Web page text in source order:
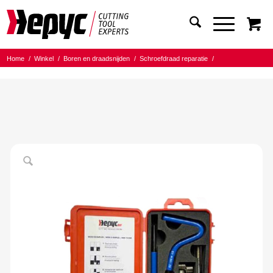
Home / Winkel / Boren en draadsnijden / Schroefdraad reparatie
/